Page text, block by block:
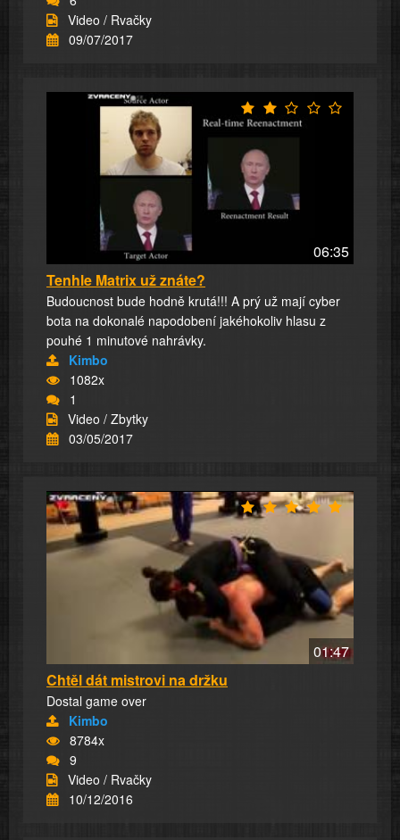
Video / Rvačky
09/07/2017
06:35
Tenhle Matrix už znáte?
Budoucnost bude hodně krutá!!! A prý už mají cyber
bota na dokonalé napodobení jakéhokoliv hlasu z
pouhé 1 minutové nahrávky.
Kimbo
1082x
1
Video / Zbytky
03/05/2017
01:47
Chtěl dát mistrovi na držku
Dostal game over
Kimbo
8784x
9
Video / Rvačky
10/12/2016